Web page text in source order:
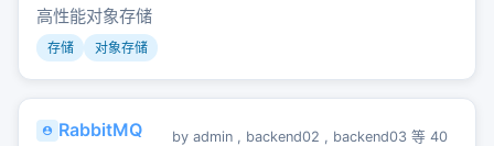
高性能对象存储
存储 对象存储
RabbitMQ by admin , backend02 , backend03 等 40